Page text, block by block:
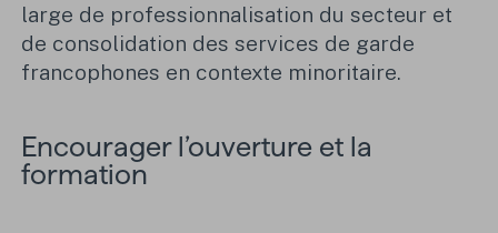
large de professionnalisation du secteur et
de consolidation des services de garde
francophones en contexte minoritaire.
Encourager l’ouverture et la
formation